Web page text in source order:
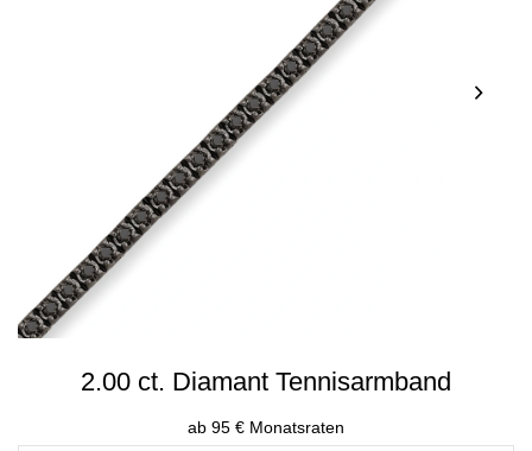
2.00 ct. Diamant Tennisarmband
ab 95 € Monatsraten